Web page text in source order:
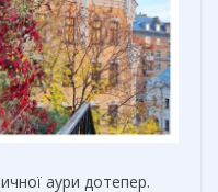
аури дотепер.